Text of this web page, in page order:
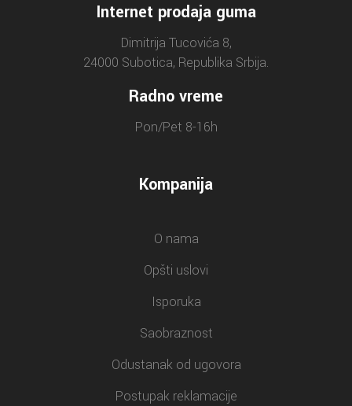
Internet prodaja guma
Dimitrija Tucovića 8,
24000 Subotica, Republika Srbija.
Radno vreme
Pon/Pet 8-16h
Kompanija
O nama
Opšti uslovi
Isporuka
Saobraznost
Odustanak od ugovora
Postupak reklamacije